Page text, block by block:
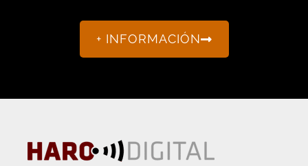
+ INFORMACIÓN